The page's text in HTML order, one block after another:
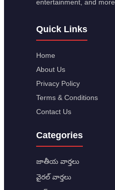
entertainment, and more.
Quick Links
Home
About Us
Privacy Policy
Terms & Conditions
Contact Us
Categories
జాతీయ వార్తలు
వైరల్ వార్తలు